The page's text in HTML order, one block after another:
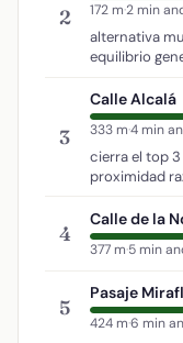
2 172 m·2 min
alternativa
equilibrio
3
Calle Alcalá
333 m·4 min
cierra el top
proximidad
4
Calle de la
377 m·5 min
5
Pasaje
424 m·6 min